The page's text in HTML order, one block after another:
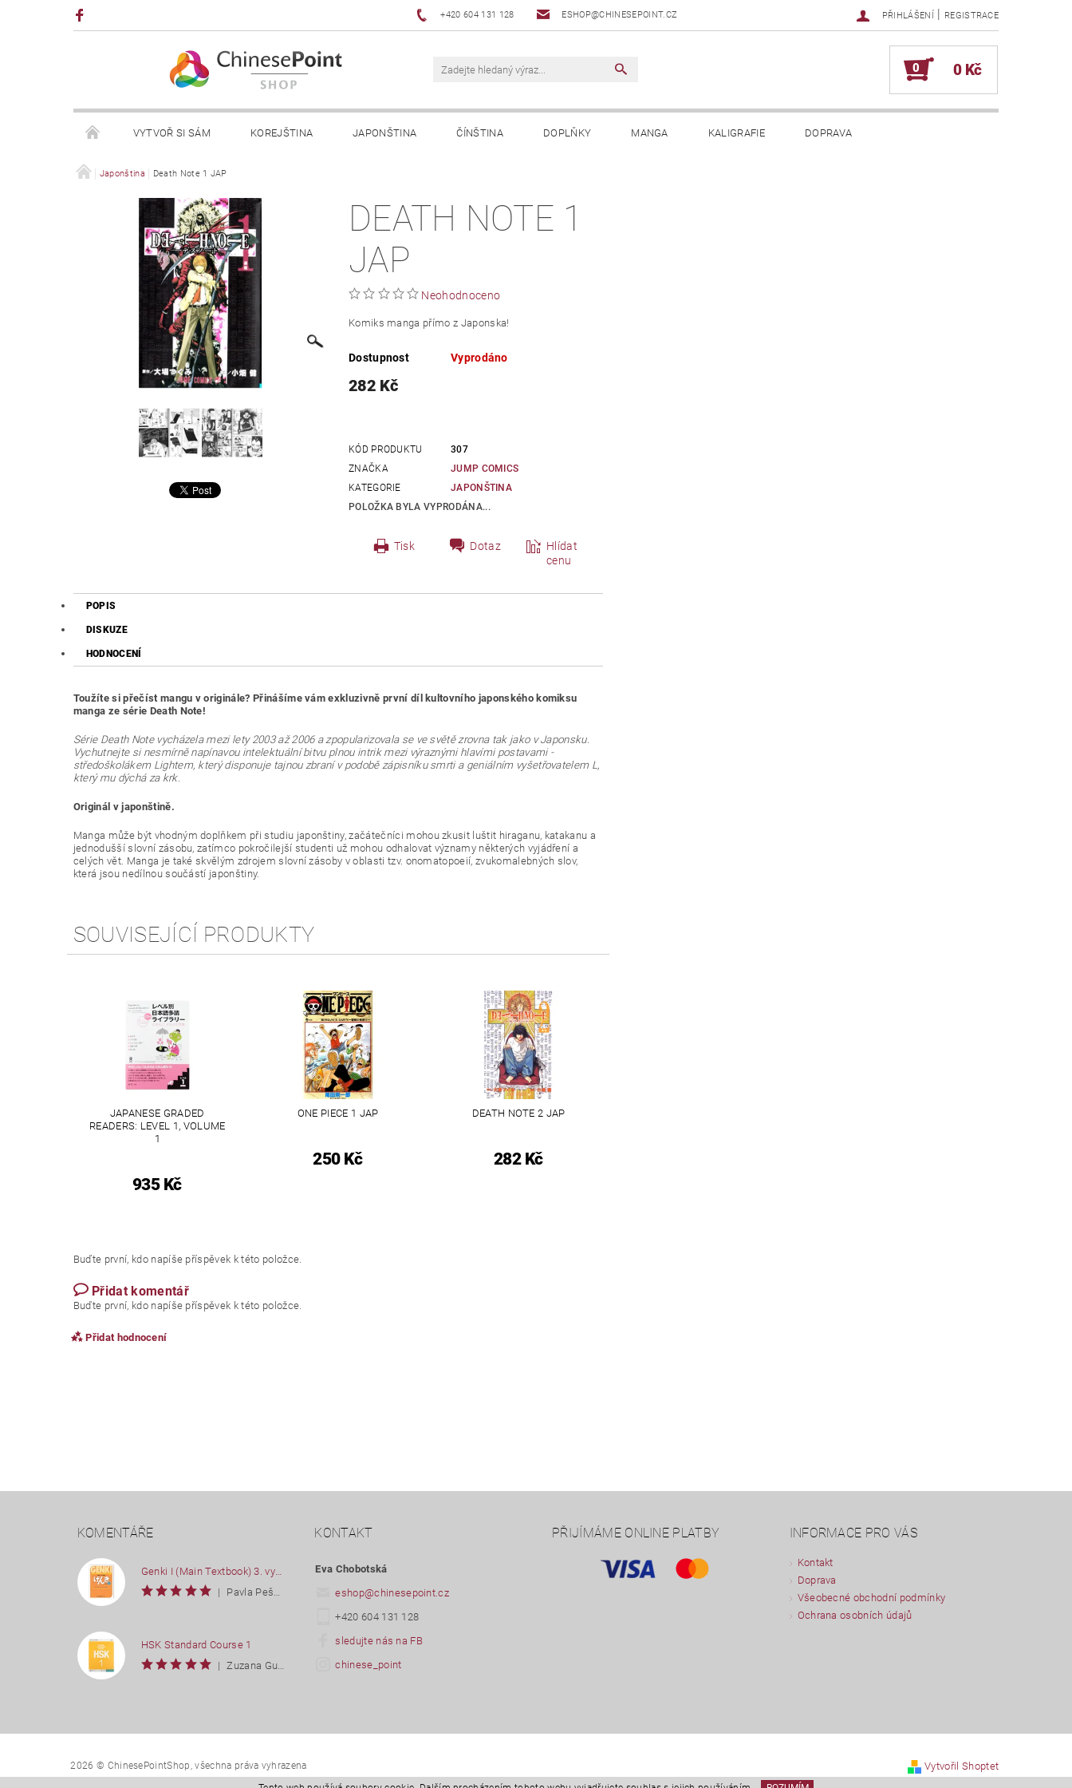
+420 604 131 128 ESHOP@CHINESEPOINT.CZ PŘIHLÁŠENÍ | REGISTRACE
0 0 Kč
VYTVOŘ SI SÁM KOREJŠTINA JAPONŠTINA ČÍNŠTINA DOPLŇKY MANGA KALIGRAFIE DOPRAVA
NAPIŠTE NÁM
Japonština Death Note 1 JAP
DEATH NOTE 1
JAP
Neohodnoceno
Komiks manga přímo z Japonska!
Dostupnost Vyprodáno
282 Kč
KÓD PRODUKTU
307
ZNAČKA
JUMP COMICS
KATEGORIE
JAPONŠTINA
POLOŽKA BYLA VYPRODÁNA...
Tisk Dotaz
Hlídat
cenu
POPIS
DISKUZE
HODNOCENÍ
Toužíte si přečíst mangu v originále? Přinášíme vám exkluzivně první díl kultovního japonského komiksu
manga ze série Death Note!
Série Death Note vycházela mezi lety 2003 až 2006 a zpopularizovala se ve světě zrovna tak jako v Japonsku.
Vychutnejte si nesmírně napínavou intelektuální bitvu plnou intrik mezi výraznými hlavími postavami -
středoškolákem Lightem, který disponuje tajnou zbraní v podobě zápisníku smrti a geniálním vyšetřovatelem L,
který mu dýchá za krk.
Originál v japonštině.
Manga může být vhodným doplňkem při studiu japonštiny, začátečníci mohou zkusit luštit hiraganu, katakanu a
jednodušší slovní zásobu, zatímco pokročilejší studenti už mohou odhalovat významy některých vyjádření a
celých vět. Manga je také skvělým zdrojem slovní zásoby v oblasti tzv. onomatopoeií, zvukomalebných slov,
která jsou nedílnou součástí japonštiny.
SOUVISEJÍCÍ PRODUKTY
JAPANESE GRADED
READERS: LEVEL 1, VOLUME
1
935 Kč
ONE PIECE 1 JAP
250 Kč
DEATH NOTE 2 JAP
282 Kč
Buďte první, kdo napíše příspěvek k této položce.
Přidat komentář
Buďte první, kdo napíše příspěvek k této položce.
Přidat hodnocení
KOMENTÁŘE
|
Pavla Pešková
HSK Standard Course 1
|
Zuzana Gutwirtová
KONTAKT
Eva Chobotská
eshop@chinesepoint.cz
+420 604 131 128
sledujte nás na FB
chinese_point
PŘIJÍMÁME ONLINE PLATBY INFORMACE PRO VÁS
Kontakt
Doprava
Všeobecné obchodní podmínky
Ochrana osobních údajů
2026 © ChinesePointShop, všechna práva vyhrazena Vytvořil Shoptet